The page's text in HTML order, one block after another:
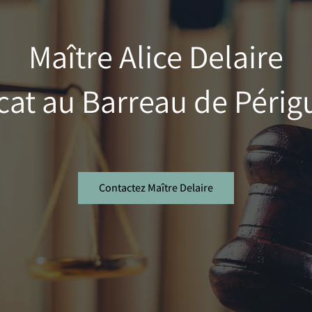
Maître Alice Delaire
au Barreau de
Contactez Maître Delaire